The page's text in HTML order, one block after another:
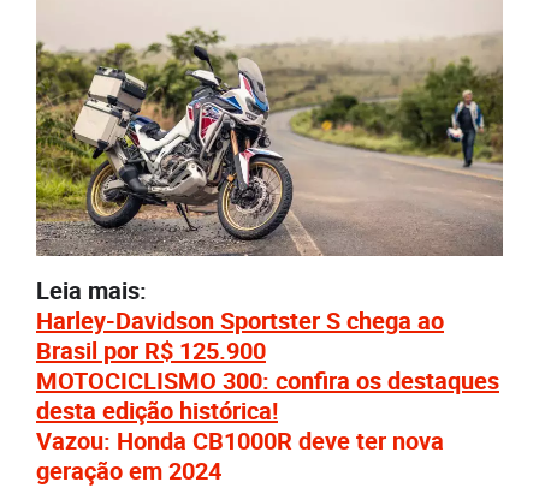
Leia mais:
Harley-Davidson Sportster S chega ao
Brasil por R$ 125.900
MOTOCICLISMO 300: confira os destaques
desta edição histórica!
Vazou: Honda CB1000R deve ter nova
geração em 2024